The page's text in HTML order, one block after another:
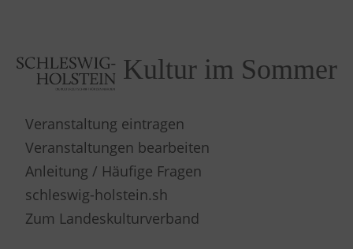
Kultur im Sommer
Veranstaltung eintragen
Veranstaltungen bearbeiten
Anleitung / Häufige Fragen
schleswig-holstein.sh
Zum Landeskulturverband